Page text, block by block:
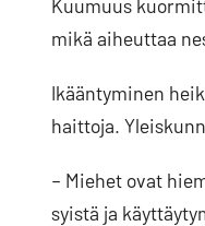
Kuumuus
mikä aiheuttaa
Ikääntyminen
haittoja.
– Miehet ovat
syistä ja